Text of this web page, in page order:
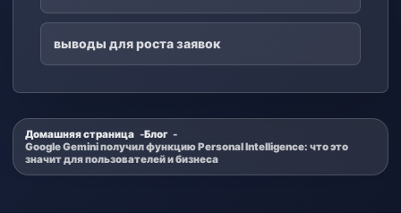
выводы для роста заявок
Домашняя страница
Блог
Google Gemini получил функцию Personal Intelligence: что это
значит для пользователей и бизнеса